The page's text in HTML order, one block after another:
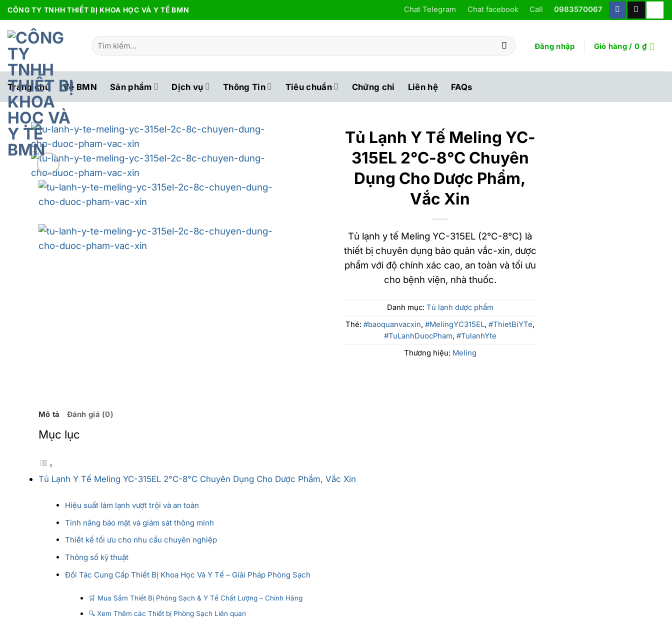
Bỏ
qua
nội
dung
CÔNG TY TNHH THIẾT BỊ KHOA HỌC VÀ Y TẾ BMN Chat Telegram Chat facebook Call 0983570067
Tìm
kiếm:
Đăng nhập Giỏ hàng / 0 ₫
Trang chủ Về BMN Sản phẩm Dịch vụ Thông Tin Tiêu chuẩn Chứng chỉ Liên hệ FAQs
Tủ Lạnh Y Tế Meling YC-
315EL 2°C-8°C Chuyên
Dụng Cho Dược Phẩm,
Vắc Xin
Tủ lạnh y tế Meling YC-315EL (2°C-8°C) là
thiết bị chuyên dụng bảo quản vắc-xin, dược
phẩm với độ chính xác cao, an toàn và tối ưu
cho bệnh viện, nhà thuốc.
Danh mục: Tủ lạnh dược phẩm
Thẻ:#baoquanvacxin,#MelingYC315EL,#ThietBiYTe,
#TuLanhDuocPham, #TulanhYte
Thương hiệu: Meling
Mô tả Đánh giá (0)
Mục lục
Tủ Lạnh Y Tế Meling YC-315EL 2°C-8°C Chuyên Dụng Cho Dược Phẩm, Vắc Xin
Hiệu suất làm lạnh vượt trội và an toàn
Tính năng bảo mật và giám sát thông minh
Thiết kế tối ưu cho nhu cầu chuyên nghiệp
Thông số kỹ thuật
Đối Tác Cung Cấp Thiết Bị Khoa Học Và Y Tế – Giải Pháp Phòng Sạch
🛒 Mua Sắm Thiết Bị Phòng Sạch & Y Tế Chất Lượng – Chính Hãng
🔍 Xem Thêm các Thiết bị Phòng Sạch Liên quan